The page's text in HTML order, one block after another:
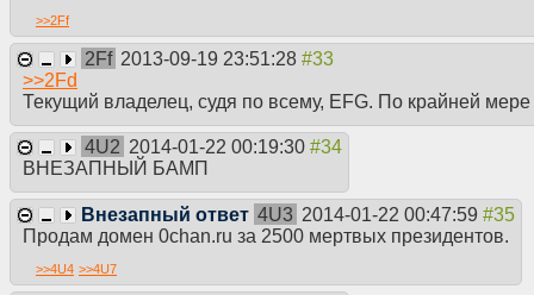
>>2Ff
2Ff 2013-09-19 23:51:28
>>2Fd
Текущий владелец, судя по всему, EFG. По крайней
4U2 2014-01-22 00:19:30
ВНЕЗАПНЫЙ БАМП
Внезапный ответ 4U3 2014-01-22 00:47:59
Продам домен 0chan.ru за 2500 мертвых президентов.
>>4U4 >>4U7